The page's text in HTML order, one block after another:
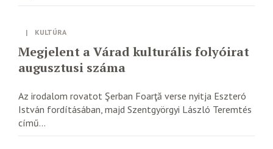
| KULTÚRA
Megjelent a Várad kulturális folyóirat
augusztusi száma
Az irodalom rovatot Şerban Foarţă verse nyitja Eszteró
István fordításában, majd Szentgyörgyi László Teremtés
című...